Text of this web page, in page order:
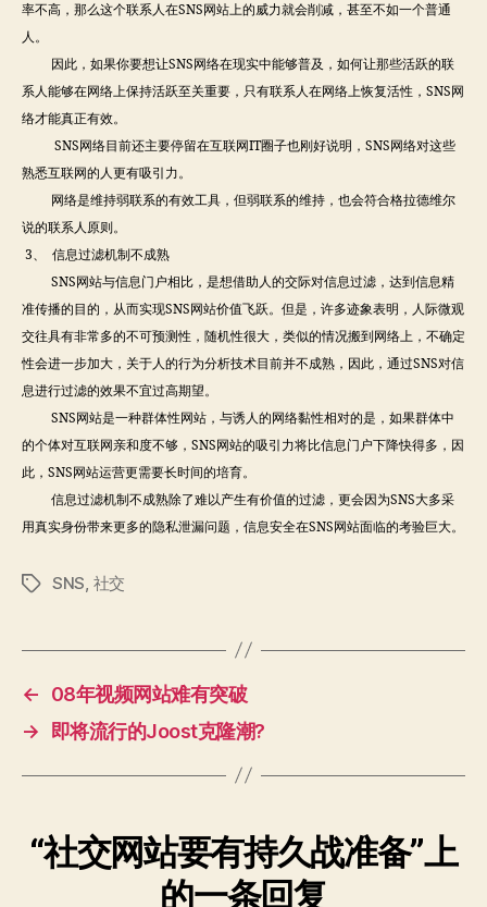
率不高，那么这个联系人在SNS网站上的威力就会削减，甚至不如一个普通
人。
因此，如果你要想让SNS网络在现实中能够普及，如何让那些活跃的联
系人能够在网络上保持活跃至关重要，只有联系人在网络上恢复活性，SNS网
络才能真正有效。
SNS网络目前还主要停留在互联网IT圈子也刚好说明，SNS网络对这些
熟悉互联网的人更有吸引力。
网络是维持弱联系的有效工具，但弱联系的维持，也会符合格拉德维尔
说的联系人原则。
3、 信息过滤机制不成熟
SNS网站与信息门户相比，是想借助人的交际对信息过滤，达到信息精
准传播的目的，从而实现SNS网站价值飞跃。但是，许多迹象表明，人际微观
交往具有非常多的不可预测性，随机性很大，类似的情况搬到网络上，不确定
性会进一步加大，关于人的行为分析技术目前并不成熟，因此，通过SNS对信
息进行过滤的效果不宜过高期望。
SNS网站是一种群体性网站，与诱人的网络黏性相对的是，如果群体中
的个体对互联网亲和度不够，SNS网站的吸引力将比信息门户下降快得多，因
此，SNS网站运营更需要长时间的培育。
信息过滤机制不成熟除了难以产生有价值的过滤，更会因为SNS大多采
用真实身份带来更多的隐私泄漏问题，信息安全在SNS网站面临的考验巨大。
标
SNS 社交
←
08年视频网站难有突破
→
即将流行的Joost克隆潮?
“社交网站要有持久战准备”上
的一条回复